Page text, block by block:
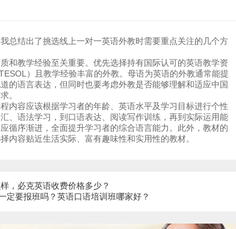
总结出了挑选线上一对一英语外教时需要重点关注的几个方
和教学经验至关重要。优先选择持有国际认可的英语教学资
）且教学经验丰富的外教。母语为英语的外教通常能提
的语言表达，但同时也要考虑外教是否能够理解和适应中国
。
内容应该根据学习者的年龄、英语水平及学习目标进行个性
、语法学习，到口语表达、阅读写作训练，再到实际运用能
循序渐进，全面提升学习者的综合语言能力。此外，教材的
内容贴近生活实际、富有趣味性和实用性的教材。
，必克英语收费价格多少？
定要报班吗？英语口语培训班哪家好？